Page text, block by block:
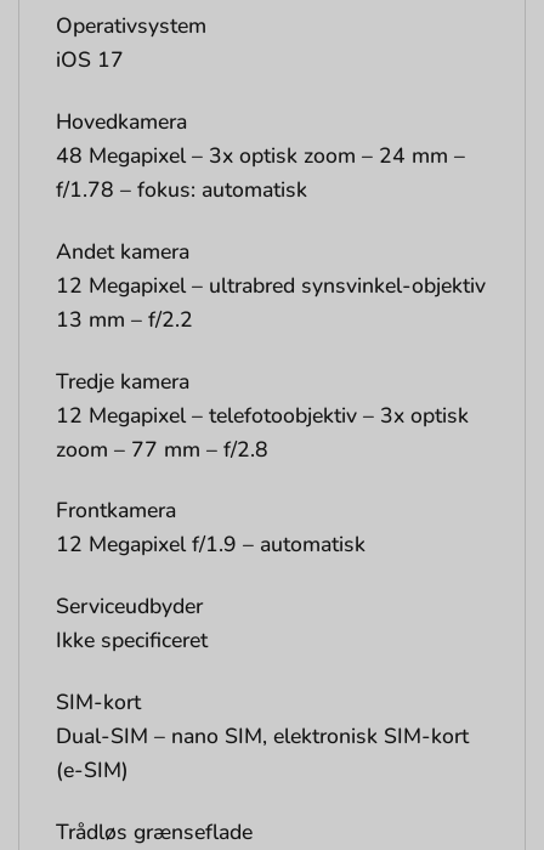
Operativsystem
iOS 17
Hovedkamera
48 Megapixel – 3x optisk zoom – 24 mm –
f/1.78 – fokus: automatisk
Andet kamera
12 Megapixel – ultrabred synsvinkel-objektiv
13 mm – f/2.2
Tredje kamera
12 Megapixel – telefotoobjektiv – 3x optisk
zoom – 77 mm – f/2.8
Frontkamera
12 Megapixel f/1.9 – automatisk
Serviceudbyder
Ikke specificeret
SIM-kort
Dual-SIM – nano SIM, elektronisk SIM-kort
(e-SIM)
Trådløs grænseflade